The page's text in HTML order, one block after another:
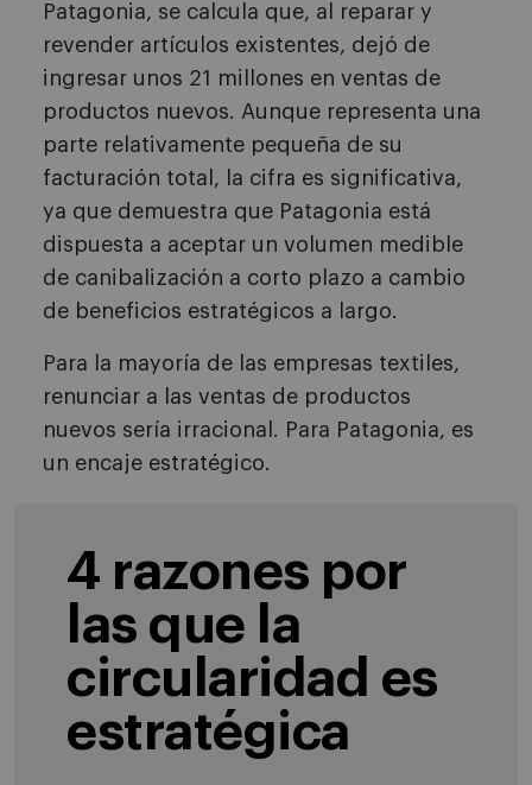
Patagonia, se calcula que, al reparar y
revender artículos existentes, dejó de
ingresar unos 21 millones en ventas de
productos nuevos. Aunque representa una
parte relativamente pequeña de su
facturación total, la cifra es significativa,
ya que demuestra que Patagonia está
dispuesta a aceptar un volumen medible
de canibalización a corto plazo a cambio
de beneficios estratégicos a largo.
Para la mayoría de las empresas textiles,
renunciar a las ventas de productos
nuevos sería irracional. Para Patagonia, es
un encaje estratégico.
4 razones por
las que la
circularidad es
estratégica